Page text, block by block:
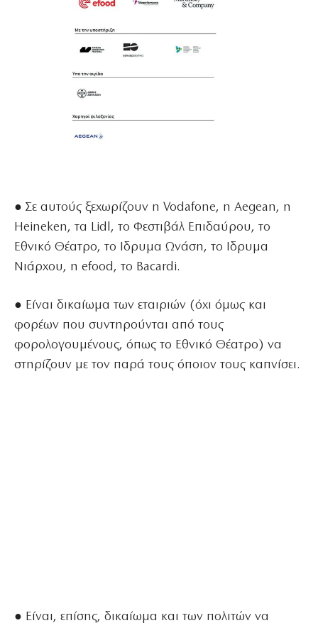
● Σε αυτούς ξεχωρίζουν η Vodafone, η Aegean, η
Heineken, τα Lidl, το Φεστιβάλ Επιδαύρου, το
Εθνικό Θέατρο, το Ιδρυμα Ωνάση, το Ιδρυμα
Νιάρχου, η efood, το Bacardi.
● Είναι δικαίωμα των εταιριών (όχι όμως και
φορέων που συντηρούνται από τους
φορολογουμένους, όπως το Εθνικό Θέατρο) να
στηρίζουν με τον παρά τους όποιον τους καπνίσει.
● Είναι, επίσης, δικαίωμα και των πολιτών να